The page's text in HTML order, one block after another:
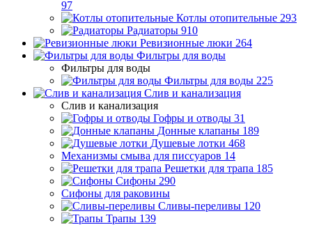
97
Котлы отопительные 293
Радиаторы 910
Ревизионные люки 264
Фильтры для воды
Фильтры для воды
Фильтры для воды 225
Слив и канализация
Слив и канализация
Гофры и отводы 31
Донные клапаны 189
Душевые лотки 468
Механизмы смыва для писсуаров 14
Решетки для трапа 185
Сифоны 290
Сифоны для раковины
Сливы-переливы 120
Трапы 139